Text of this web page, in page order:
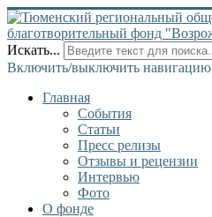
Искать...
Включить/выключить навигацию
Главная
События
Статьи
Пресс релизы
Отзывы и рецензии
Интервью
Фото
О фонде